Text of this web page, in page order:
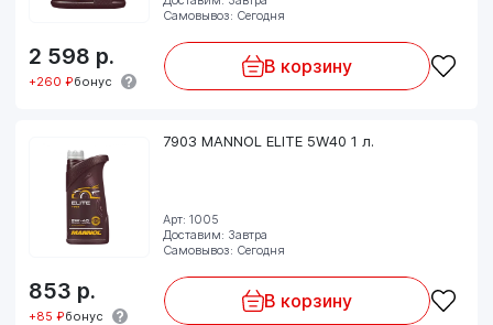
Самовывоз: Сегодня
2 598 р.
+260 ₽бонус
В корзину
7903 MANNOL ELITE 5W40 1 л.
Арт: 1005
Доставим: Завтра
Самовывоз: Сегодня
853 р.
+85 ₽бонус
В корзину